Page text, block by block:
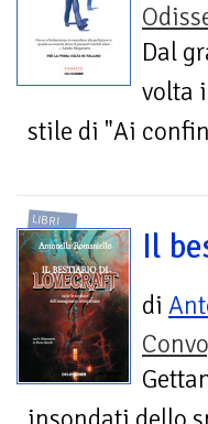
Dal
volta
stile di "Ai
LIBRI
Il
di